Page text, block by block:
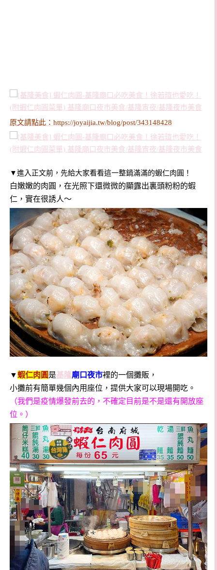
原文請點此： https://joyaijia.tw/blog/post/343148428
▼進入正文前，先給大家看看這一整鍋滿滿的蝦仁肉圓！
白嫩嫩的肉圓，在光照下還微微的顯露出裏頭粉粉的蝦
仁，實在很誘人～
▼蝦仁肉圓是基隆廟口夜市裡的一個攤販，
小攤前有簡單幾個內用座位，提供大家可以現場開吃。
（我們是疫情爆發前去的，不確定目前是不是還有開放座
位。）